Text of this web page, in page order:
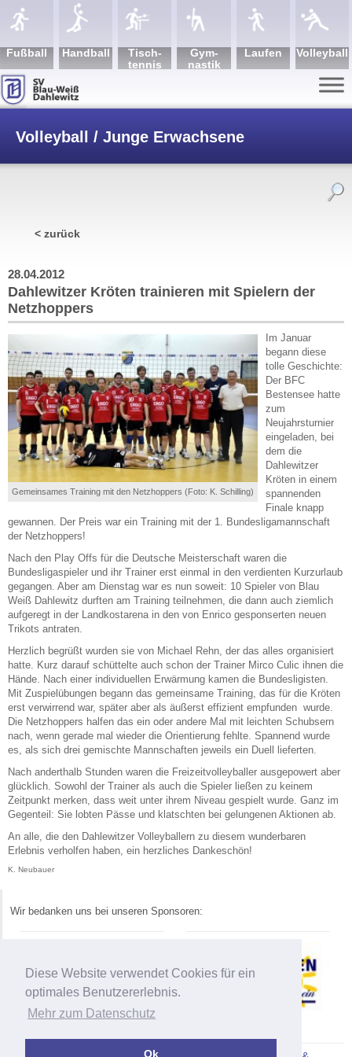
Diese Website verwendet Cookies für ein
optimales Benutzererlebnis.
Mehr zum Datenschutz
Ok
Fuß­ball Hand­ball
Tisch­
tennis
Gym­
nastik
Lau­fen Volley­ball
Volleyball / Junge Erwachsene
Dahlewitzer Kröten trainieren mit Spielern
< zurück
28.04.2012
Dahlewitzer Kröten trainieren mit Spielern der
Netzhoppers
Gemeinsames Training mit den Netzhoppers (Foto: K. Schilling)
Im Januar
begann diese
tolle Geschichte:
Der BFC
Bestensee hatte
zum
Neujahrsturnier
eingeladen, bei
dem die
Dahlewitzer
Kröten in einem
spannenden
Finale knapp
gewannen. Der Preis war ein Training mit der 1. Bundesligamannschaft
der Netzhoppers!
Nach den Play Offs für die Deutsche Meisterschaft waren die
Bundesligaspieler und ihr Trainer erst einmal in den verdienten Kurzurlaub
gegangen. Aber am Dienstag war es nun soweit: 10 Spieler von Blau
Weiß Dahlewitz durften am Training teilnehmen, die dann auch ziemlich
aufgeregt in der Landkostarena in den von Enrico gesponserten neuen
Trikots antraten.
Herzlich begrüßt wurden sie von Michael Rehn, der das alles organisiert
hatte. Kurz darauf schüttelte auch schon der Trainer Mirco Culic ihnen die
Hände. Nach einer individuellen Erwärmung kamen die Bundesligisten.
Mit Zuspielübungen begann das gemeinsame Training, das für die Kröten
erst verwirrend war, später aber als äußerst effizient empfunden wurde.
Die Netzhoppers halfen das ein oder andere Mal mit leichten Schubsern
nach, wenn gerade mal wieder die Orientierung fehlte. Spannend wurde
es, als sich drei gemischte Mannschaften jeweils ein Duell lieferten.
Nach anderthalb Stunden waren die Freizeitvolleyballer ausgepowert aber
glücklich. Sowohl der Trainer als auch die Spieler ließen zu keinem
Zeitpunkt merken, dass weit unter ihrem Niveau gespielt wurde. Ganz im
Gegenteil: Sie lobten Pässe und klatschten bei gelungenen Aktionen ab.
An alle, die den Dahlewitzer Volleyballern zu diesem wunderbaren
Erlebnis verholfen haben, ein herzliches Dankeschön!
K. Neubauer
Wir bedanken uns bei unseren Sponsoren: